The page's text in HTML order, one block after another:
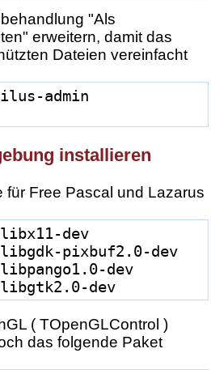
"Als
erweitern, damit das
Dateien vereinfacht
admin
installieren
für Free Pascal und Lazarus
dev
pixbuf2.0-dev
dev
dev
( TOpenGLControl )
das folgende Paket